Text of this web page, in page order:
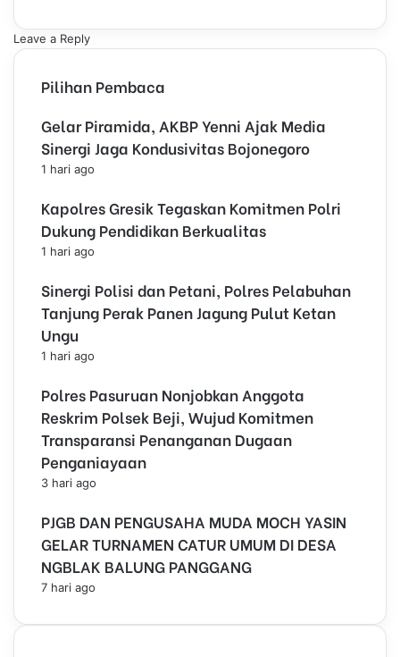
Leave a Reply
Pilihan Pembaca
Gelar Piramida, AKBP Yenni Ajak Media
Sinergi Jaga Kondusivitas Bojonegoro
1 hari ago
Kapolres Gresik Tegaskan Komitmen Polri
Dukung Pendidikan Berkualitas
1 hari ago
Sinergi Polisi dan Petani, Polres Pelabuhan
Tanjung Perak Panen Jagung Pulut Ketan
Ungu
1 hari ago
Polres Pasuruan Nonjobkan Anggota
Reskrim Polsek Beji, Wujud Komitmen
Transparansi Penanganan Dugaan
Penganiayaan
3 hari ago
PJGB DAN PENGUSAHA MUDA MOCH YASIN
GELAR TURNAMEN CATUR UMUM DI DESA
NGBLAK BALUNG PANGGANG
7 hari ago